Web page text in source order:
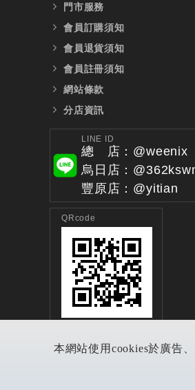
本網站使用cookies於廣告
門市服務
會員訂購須知
會員退貨須知
會員註冊須知
網站條款
分店資訊
LINE ID
總 店：@weenix
烏日店：
豐原店：@yitian
QRcode